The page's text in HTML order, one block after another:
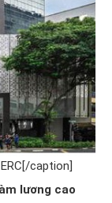
caption]
lương cao